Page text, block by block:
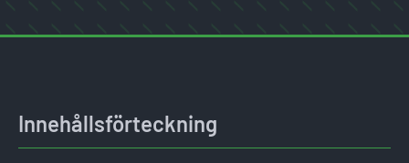
Innehållsförteckning